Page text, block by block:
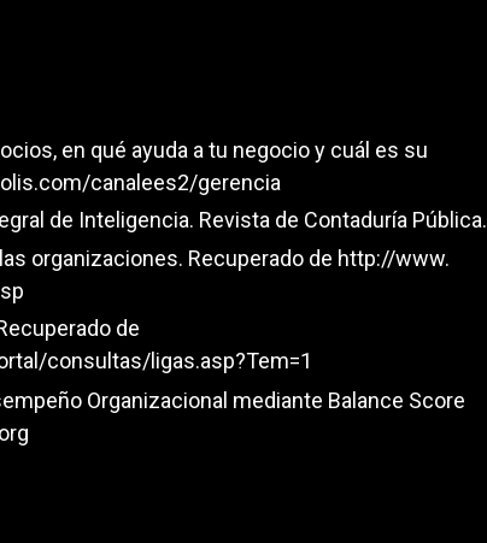
en qué ayuda a tu negocio y cuál es su
canalees2/gerencia
de Inteligencia. Revista de Contaduría Pública.
organizaciones. Recuperado de http://www.
de
consultas/ligas.asp?Tem=1
Organizacional mediante Balance Score